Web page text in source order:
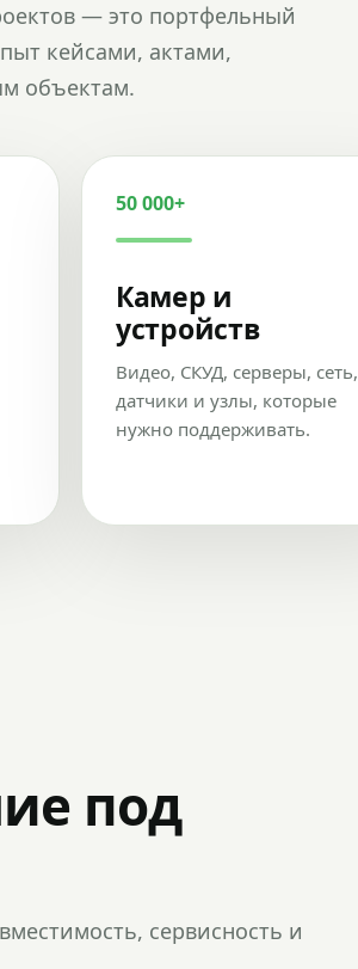
— это портфельный
кейсами, актами,
объектам.
50 000+
Камер и
устройств
Видео, СКУД, серверы, сеть,
датчики и узлы, которые
нужно поддерживать.
под
сервисность и